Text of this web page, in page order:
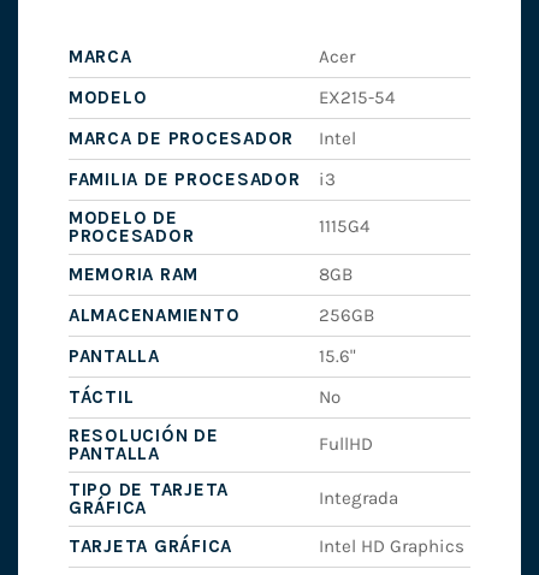
MARCA
Acer
MODELO
EX215-54
MARCA DE PROCESADOR
Intel
FAMILIA DE PROCESADOR
i3
MODELO DE
PROCESADOR
1115G4
MEMORIA RAM
8GB
ALMACENAMIENTO
256GB
PANTALLA
15.6"
TÁCTIL
No
RESOLUCIÓN DE
PANTALLA
FullHD
TIPO DE TARJETA
GRÁFICA
Integrada
TARJETA GRÁFICA
Intel HD Graphics